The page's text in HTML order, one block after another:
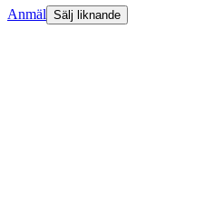
Anmäl Sälj liknande